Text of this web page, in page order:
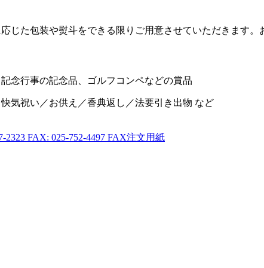
じた包装や熨斗をできる限りご用意させていただきます。
気祝い／お供え／香典返し／法要引き出物 など